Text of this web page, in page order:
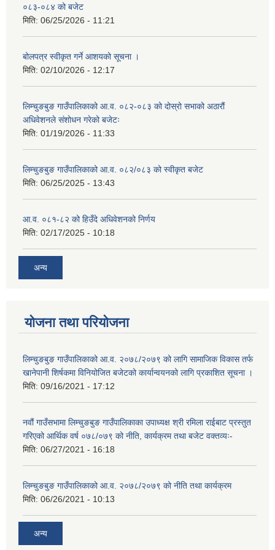
०८३-०८४ को बजेट
मिति: 06/25/2026 - 11:21
बोलपत्र स्वीकृत गर्ने आशयको सूचना ।
मिति: 02/10/2026 - 12:17
लिम्चुङबुङ गाउँपालिकाको आ.व. ०८२-०८३ को दोस्रो सभाको अठारौं
अधिवेशनले संशोधन गरेको बजेटः
मिति: 01/19/2026 - 11:33
लिम्चुङबुङ गाउँपालिकाको आ.व. ०८२/०८३ को स्वीकृत बजेट
मिति: 06/25/2025 - 13:43
आ.व. ०८१-८२ को हिउँदे अधिवेशनको निर्णय
मिति: 02/17/2025 - 10:18
अन्य
योजना तथा परियोजना
लिम्चुङबुङ गाउँपालिकाको आ.व. २०७८/२०७९ को लागि सामाजिक विकास तर्फ
खानेपानी शिर्षकमा विनियोजित बजेटको कार्यान्वयनको लागि प्रकाशित सूचना ।
मिति: 09/16/2021 - 17:12
नवौं गाउँसभामा लिम्चुङबुङ गाउँपालिकाका उपाध्यक्ष श्री रमिला राईबाट प्रस्तुत
गरिएको आर्थिक वर्ष ०७८/०७९ को नीति, कार्यक्रम तथा बजेट वक्तव्यः-
मिति: 06/27/2021 - 16:18
लिम्चुङबुङ गाउँपालिकाको आ.व. २०७८/२०७९ को नीति तथा कार्यक्रम
मिति: 06/26/2021 - 10:13
अन्य